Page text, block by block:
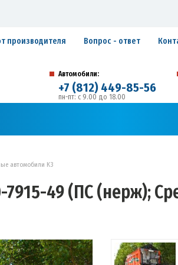
производителя Вопрос - ответ
Автомобили:
+7 (812) 449-85-56
пн-пт: с 9.00 до 18.00
автомобили К3
49 (ПС (нерж);